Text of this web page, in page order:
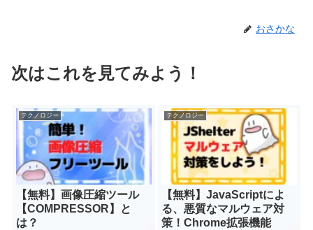
おさかな
次はこれを見てみよう！
テクノロジー
【無料】画像圧縮ツール
【COMPRESSOR】と
は？
テクノロジー
【無料】JavaScriptによ
る、悪質なマルウェア対
策！Chrome拡張機能